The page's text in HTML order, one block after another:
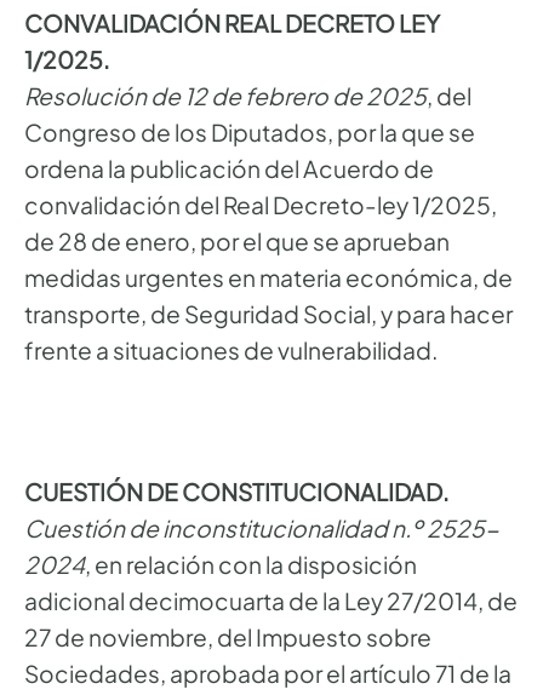
CONVALIDACIÓN REAL DECRETO LEY
1/2025.
Resolución de 12 de febrero de 2025, del
Congreso de los Diputados, por la que se
ordena la publicación del Acuerdo de
convalidación del Real Decreto-ley 1/2025,
de 28 de enero, por el que se aprueban
medidas urgentes en materia económica, de
transporte, de Seguridad Social, y para hacer
frente a situaciones de vulnerabilidad.
CUESTIÓN DE CONSTITUCIONALIDAD.
Cuestión de inconstitucionalidad n.º 2525-
2024, en relación con la disposición
adicional decimocuarta de la Ley 27/2014, de
27 de noviembre, del Impuesto sobre
Sociedades, aprobada por el artículo 71 de la